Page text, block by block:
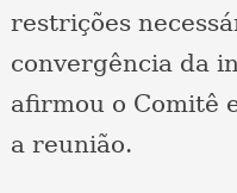
restrições
convergência da
afirmou o Comitê
a reunião.